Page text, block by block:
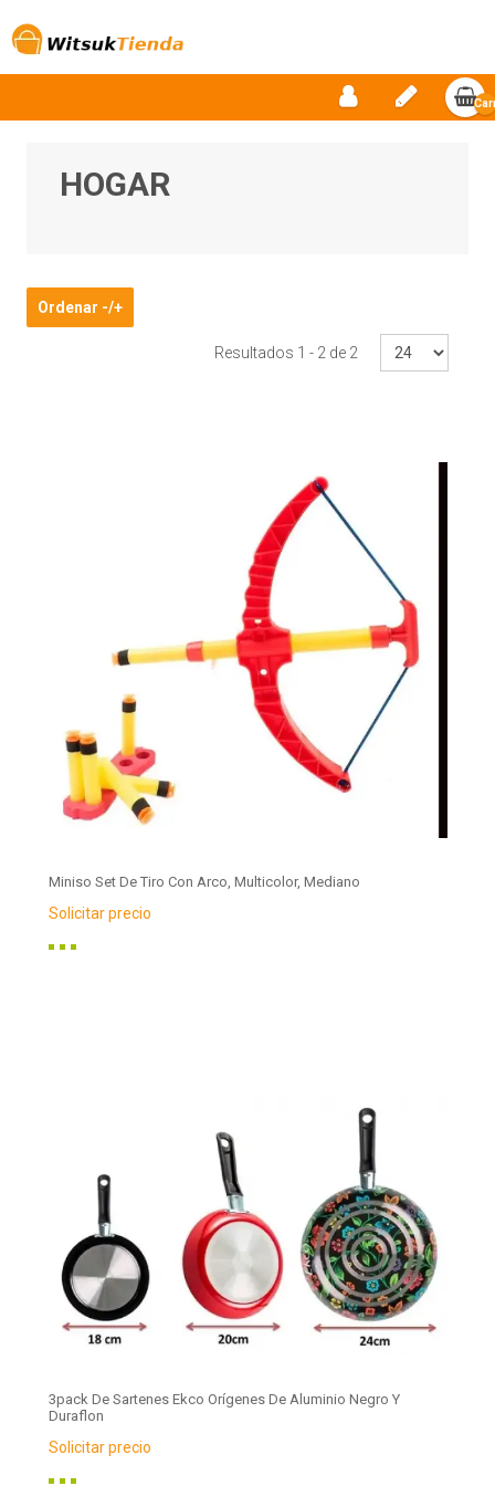
HOGAR
Ordenar -/+
Resultados 1 - 2 de 2
Miniso Set De Tiro Con Arco, Multicolor, Mediano
Solicitar precio
3pack De Sartenes Ekco Orígenes De Aluminio Negro Y
Duraflon
Solicitar precio